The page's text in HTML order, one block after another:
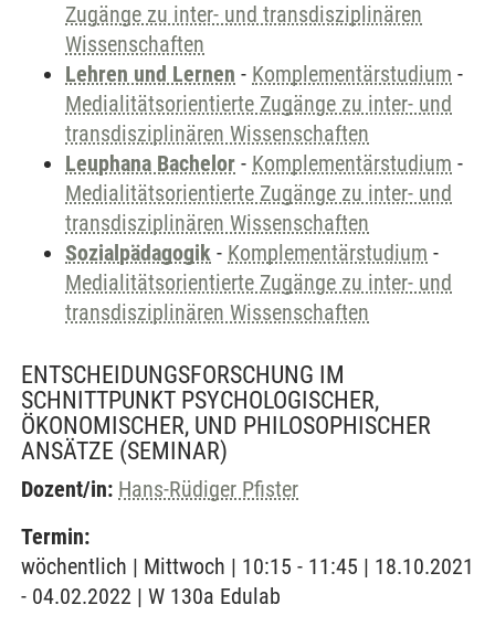
Zugänge zu inter- und transdisziplinären
Wissenschaften
Lehren und Lernen - Komplementärstudium -
Medialitätsorientierte Zugänge zu inter- und
transdisziplinären Wissenschaften
Leuphana Bachelor - Komplementärstudium -
Medialitätsorientierte Zugänge zu inter- und
transdisziplinären Wissenschaften
Sozialpädagogik - Komplementärstudium -
Medialitätsorientierte Zugänge zu inter- und
transdisziplinären Wissenschaften
ENTSCHEIDUNGSFORSCHUNG IM
SCHNITTPUNKT PSYCHOLOGISCHER,
ÖKONOMISCHER, UND PHILOSOPHISCHER
ANSÄTZE (SEMINAR)
Dozent/in: Hans-Rüdiger Pfister
Termin:
wöchentlich | Mittwoch | 10:15 - 11:45 | 18.10.2021
- 04.02.2022 | W 130a Edulab